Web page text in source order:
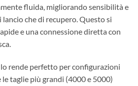
fluida, migliorando sensibilità e
lancio che di recupero. Questo si
e una connessione diretta con
rende perfetto per configurazioni
taglie più grandi (4000 e 5000)